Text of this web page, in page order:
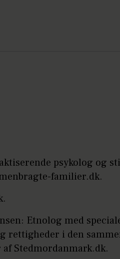
psykolog og
familier.dk.
Etnolog med
rettigheder i den
Stedmordanmark.dk.